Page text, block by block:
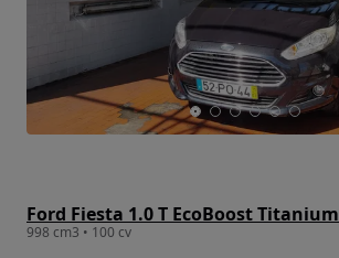
Ford Fiesta 1.0 T EcoBoost Titanium
998 cm3 • 100 cv